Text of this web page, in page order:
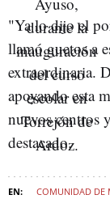
"Ya lo dijo el
llamó guetos a
extraordinaria.
apoyando esta
nuevos centros
destacado.
COMUNIDAD DE